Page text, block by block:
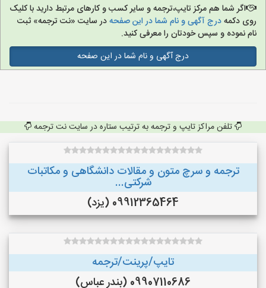
اگر شما هم مرکز تایپ،ترجمه و سایر کسب و کارهای مرتبط دارید با کلیک
روی دکمهدرج آگهی و نام شما در این صفحهدر سایت «نت ترجمه» ثبت
نام نموده و سپس خودتان را معرفی کنید.
درج آگهی و نام شما در این صفحه
تلفن مراکز تایپ و ترجمه به ترتیب ستاره در سایت نت ترجمه
ترجمه و سرچ متون و مقالات دانشگاهی و مکاتبات
شرکتی...
09912365464 (یزد)
تایپ/پرینت/ترجمه
09907110686 (بندر عباس)